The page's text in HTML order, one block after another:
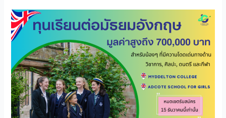
ทุน
เรียน
ต่อ
มัธยม
อังกฤษ
ปี
การ
ศึกษา
2024